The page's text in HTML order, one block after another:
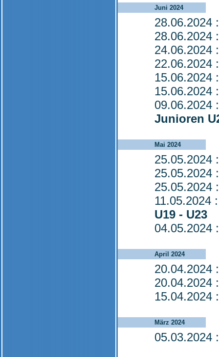
Juni 2024
28.06.2024
28.06.2024
24.06.2024
22.06.2024
15.06.2024
15.06.2024
09.06.2024
Junioren
Mai 2024
25.05.2024
25.05.2024
25.05.2024
11.05.2024
U19 - U23
04.05.2024
April 2024
20.04.2024
20.04.2024
15.04.2024
März 2024
05.03.2024